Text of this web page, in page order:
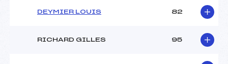
DEYMIER LOUIS 82
RICHARD GILLES 95